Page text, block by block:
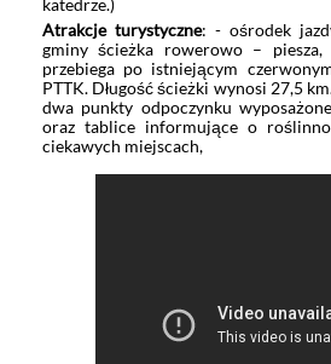
katedrze.)
Atrakcje turystyczne: - ośrodek
gminy ścieżka rowerowo – piesza,
przebiega po istniejącym
PTTK. Długość ścieżki wynosi 27,5
dwa punkty odpoczynku
oraz tablice informujące o
ciekawych miejscach,